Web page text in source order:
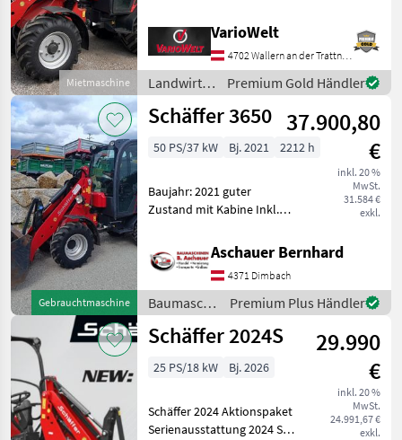
Mietmaschine
CR-T, 48, 6 kW (66 PS) DOC
und DPF zur Erfüllung der
Abgasstufe V
Hydrostatischer
VarioWelt
4702 Wallern an der Trattnach
Landwirtsch.
Motorfahrzeuge
/ Schäffer
Premium Gold Händler
Gebrauchtmaschine
Schäffer 3650 37.900,80
€
inkl. 20 %
MwSt.
31.584 €
exkl.
50 PS/37 kW Bj. 2021 2212 h
Baujahr: 2021 guter
Zustand mit Kabine Inkl.
Anfrage. Die in diesem
Produkt enthaltenen
Angaben (z.B.
Aschauer Bernhard
4371 Dimbach
Baumaschinen
/ Schäffer
Premium Plus Händler
Schäffer 2024S
29.990
€
inkl. 20 %
MwSt.
24.991,67 €
exkl.
25 PS/18 kW Bj. 2026
Schäffer 2024 Aktionspaket
Serienausstattung 2024 S-